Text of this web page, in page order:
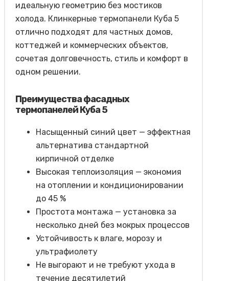
идеальную геометрию без мостиков
холода. Клинкерные термопанели Куба 5
отлично подходят для частных домов,
коттеджей и коммерческих объектов,
сочетая долговечность, стиль и комфорт в
одном решении.
Преимущества фасадных
термопанелей Куба 5
Насыщенный синий цвет — эффектная
альтернатива стандартной
кирпичной отделке
Высокая теплоизоляция — экономия
на отоплении и кондиционировании
до 45 %
Простота монтажа — установка за
несколько дней без мокрых процессов
Устойчивость к влаге, морозу и
ультрафиолету
Не выгорают и не требуют ухода в
течение десятилетий